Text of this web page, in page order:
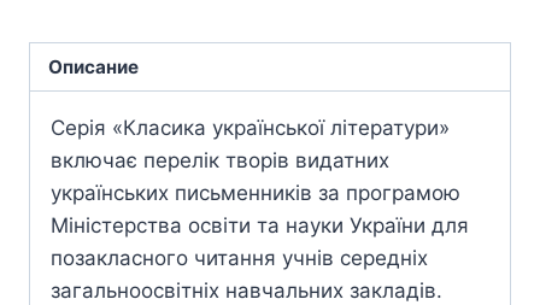
Описание
Серія «Класика української літератури»
включає перелік творів видатних
українських письменників за програмою
Міністерства освіти та науки України для
позакласного читання учнів середніх
загальноосвітніх навчальних закладів.